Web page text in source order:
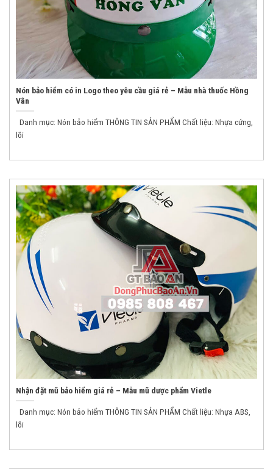
Nón bảo hiểm có in Logo theo yêu cầu giá rẻ – Mẫu nhà thuốc Hồng
Vân
Danh mục: Nón bảo hiểm THÔNG TIN SẢN PHẨM Chất liệu: Nhựa cứng,
lõi
Nhận đặt mũ bảo hiểm giá rẻ – Mẫu mũ dược phẩm Vietle
Danh mục: Nón bảo hiểm THÔNG TIN SẢN PHẨM Chất liệu: Nhựa ABS,
lõi